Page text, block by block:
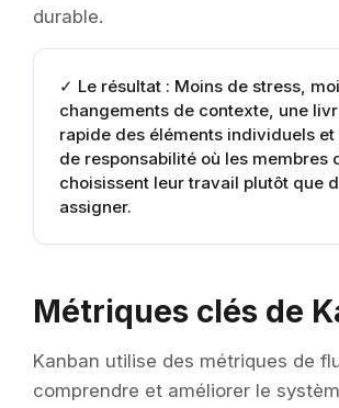
durable.
✓ Le résultat : Moins de stress,
changements de contexte, une
rapide des éléments individuels
de responsabilité où les membres
choisissent leur travail plutôt que
assigner.
Métriques clés de
Kanban utilise des métriques de
comprendre et améliorer le